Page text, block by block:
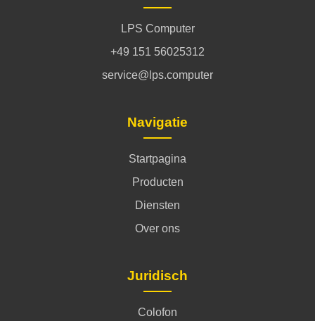
LPS Computer
+49 151 56025312
service@lps.computer
Navigatie
Startpagina
Producten
Diensten
Over ons
Juridisch
Colofon